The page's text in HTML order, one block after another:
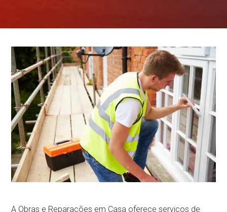
A Obras e Reparações em Casa oferece serviços de